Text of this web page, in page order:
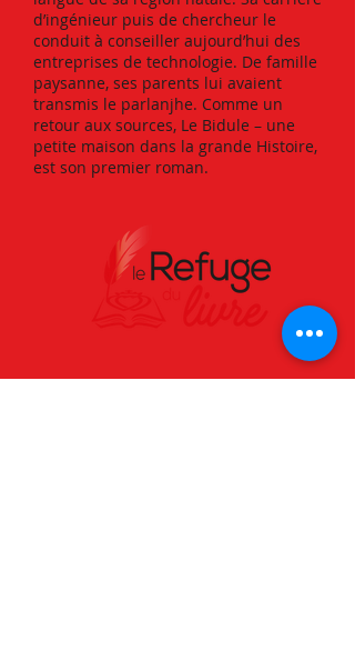
d’ingénieur puis de chercheur le
conduit à conseiller aujourd’hui des
entreprises de technologie. De famille
paysanne, ses parents lui avaient
transmis le parlanjhe. Comme un
retour aux sources, Le Bidule – une
petite maison dans la grande Histoire,
est son premier roman.